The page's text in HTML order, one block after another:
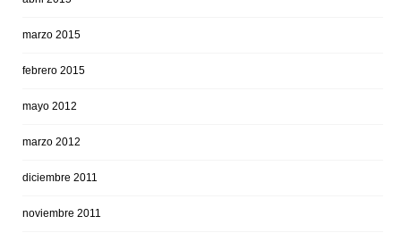
marzo 2015
febrero 2015
mayo 2012
marzo 2012
diciembre 2011
noviembre 2011